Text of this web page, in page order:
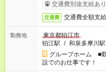
交通費別途支給あり
交通費 交通費全額支給
勤務地
東京都狛江市
狛江駅 / 和泉多摩川駅
グループホーム ■
設でのお仕事です！